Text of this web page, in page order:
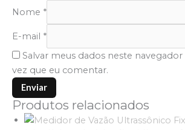
Nome *
E-mail *
Salvar meus dados neste
vez que eu comentar.
Produtos relacionados